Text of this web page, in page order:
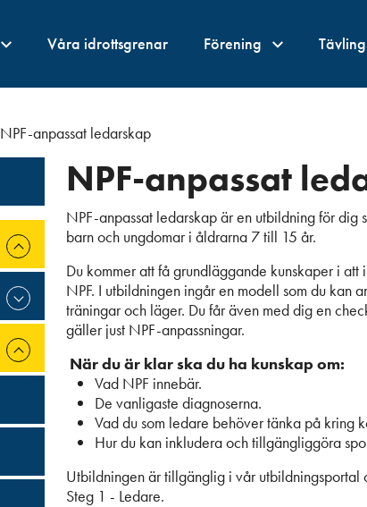
Våra idrottsgrenar Förening
NPF-anpassat ledarskap
NPF-anpassat
NPF-anpassat ledarskap är en utbildning för dig
barn och ungdomar i åldrarna 7 till 15 år.
Du kommer att få grundläggande kunskaper i
NPF. I utbildningen ingår en modell som du kan
träningar och läger. Du får även med dig en
gäller just NPF-anpassningar.
När du är klar ska du ha kunskap om:
Vad NPF innebär.
De vanligaste diagnoserna.
Vad du som ledare behöver tänka på kring
Hur du kan inkludera och tillgängliggöra
Utbildningen är tillgänglig i vår utbildningsportal
Steg 1 - Ledare.